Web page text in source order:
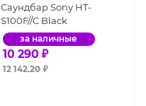
Саундбар Sony HT-
S100F//C Black
за наличные
10 290 ₽
12 142.20 ₽